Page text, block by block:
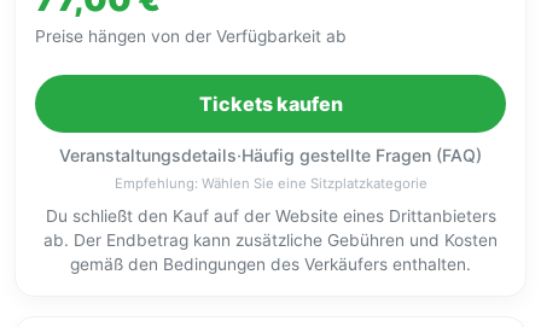
Preise hängen von der Verfügbarkeit ab
Tickets kaufen
Veranstaltungsdetails·Häufig gestellte Fragen (FAQ)
Empfehlung: Wählen Sie eine Sitzplatzkategorie
Du schließt den Kauf auf der Website eines Drittanbieters
ab. Der Endbetrag kann zusätzliche Gebühren und Kosten
gemäß den Bedingungen des Verkäufers enthalten.